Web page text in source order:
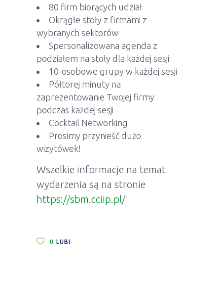
80 firm biorących udział
Okrągłe stoły z firmami z
wybranych sektorów
Spersonalizowana agenda z
podziałem na stoły dla każdej sesji
10-osobowe grupy w każdej sesji
Półtorej minuty na
zaprezentowanie Twojej firmy
podczas każdej sesji
Cocktail Networking
Prosimy przynieść dużo
wizytówek!
Wszelkie informacje na temat
wydarzenia są na stronie
https://sbm.cciip.pl/
0 LUBI